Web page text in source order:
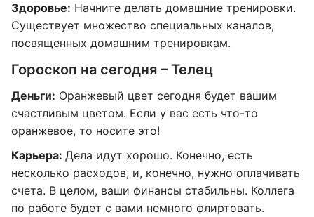
Здоровье: Начните делать домашние тренировки.
Существует множество специальных каналов,
посвященных домашним тренировкам.
Гороскоп на сегодня – Телец
Деньги: Оранжевый цвет сегодня будет вашим
счастливым цветом. Если у вас есть что-то
оранжевое, то носите это!
Карьера: Дела идут хорошо. Конечно, есть
несколько расходов, и, конечно, нужно оплачивать
счета. В целом, ваши финансы стабильны. Коллега
по работе будет с вами немного флиртовать.